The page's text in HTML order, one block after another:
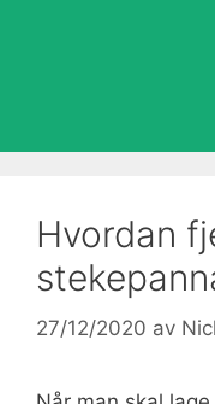
Hvordan
27/12/2020 av